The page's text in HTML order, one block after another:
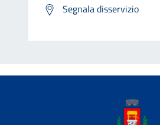
Segnala disservizio